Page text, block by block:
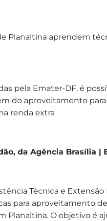
Planaltina aprendem
pela Emater-DF, é
do aproveitamento
renda extra
da Agência Brasília |
Técnica e
para aproveitamento
Planaltina. O objetivo é